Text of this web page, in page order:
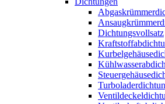
Dichtungsvollsatz